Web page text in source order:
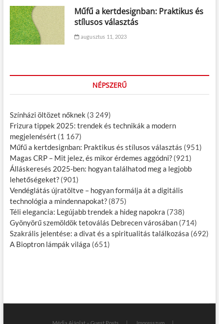
Műfű a kertdesignban: Praktikus és
stílusos választás
augusztus 11, 2023
NÉPSZERŰ
Színházi öltözet nőknek (3 249)
Frizura tippek 2025: trendek és technikák a modern
megjelenésért (1 167)
Műfű a kertdesignban: Praktikus és stílusos választás (951)
Magas CRP – Mit jelez, és mikor érdemes aggódni? (921)
Álláskeresés 2025-ben: hogyan találhatod meg a legjobb
lehetőségeket? (901)
Vendéglátás újratöltve – hogyan formálja át a digitális
technológia a mindennapokat? (875)
Téli elegancia: Legújabb trendek a hideg napokra (738)
Gyönyörű szemöldök tetoválás Debrecen városában (714)
Szakrális jelentése: a divat és a spiritualitás találkozása (692)
A Bioptron lámpák világa (651)